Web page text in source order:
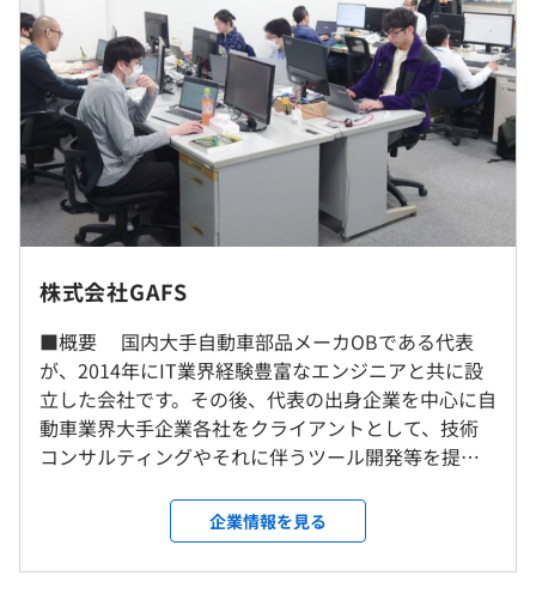
開発
・車載組込みソフトウェア開発（シフトバイワイヤ部品、
ダイアグ部品など）
・ドイツ製検査自動化ツールの導入支援・技術サポート体
制の確立
・独自カリキュラムによるOFF-JT
・社内勉強会
１人１台Windowsノートとモニターを支給します。
CPU：core i7第11世代以上、メモリ：16G～、HDD：
512G～1T が目安です。（目安スペックは数年ごとに見
会社指定の販売業者で取り扱いのあるモデルの中からお好
※専用の機材や持ち出し不可のファイルを用いた業務を含
むプロジェクトにアサインされた場合、クライアントの本
社に勤務していただく場合があります。（最寄駅は同じく
刈谷駅・GAFS本社からも徒歩圏内です）
勤務形態は一部常駐ですが、いわゆる「社外常駐の受託開
発」
就業場所の変更範囲
雇入時：本社、および自宅
変更範囲：会社の定める場所（テレワークを行う場所を含
■月給（基本給）：
360,000円～
■残業代：
実費支給
■賞与：
年２回、能力に応じて決定
（昨年度実績……夏季平均1か月分、冬季平均2.5か月
分）
（※想定年収は年収提示額を保証するものではありません）
フレックスタイム制
コアタイム10：00～16：00
1日あたり所定労働時間8時間
株式会社GAFS
■概要 国内大手自動車部品メーカOBである代表
が、2014年にIT業界経験豊富なエンジニアと共に設
立した会社です。その後、代表の出身企業を中心に自
動車業界大手企業各社をクライアントとして、技術
コンサルティングやそれに伴うツール開発等を提供
しずつ成長してきましたが、近年は新規営業活動に
も力を入れております。おかげさまで売上規模の急拡
大が視野に入ってきたため、2025年を第二創業期と
企業情報を見る